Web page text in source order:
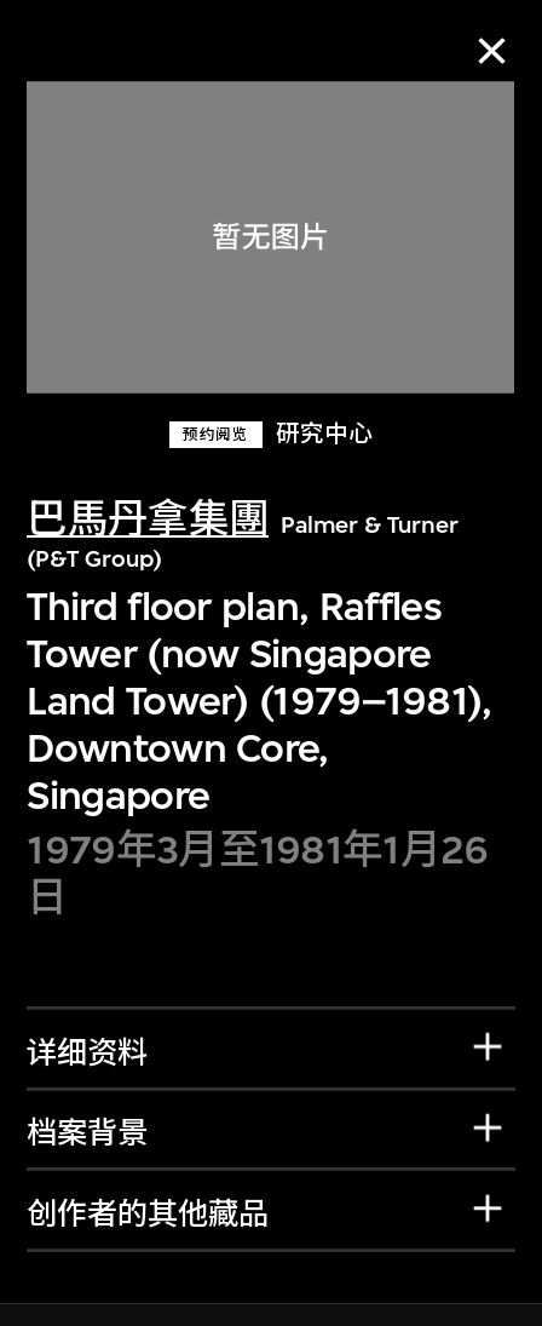
预约阅览 研究中心
巴馬丹拿集團
Palmer & Turner
(P&T Group)
Third floor plan, Raffles
Tower (now Singapore
Land Tower) (1979–1981),
Downtown Core,
Singapore
1979年3月至1981年1月26
日
详细资料
档案背景
创作者的其他藏品
关于M+藏品
探索世界顶级的二十及二十一世纪视觉
文化藏品。